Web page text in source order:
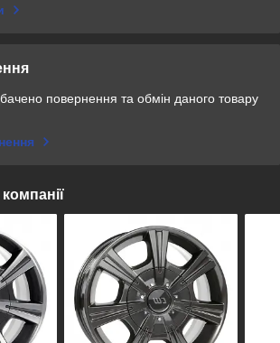
повернення та обмін даного товару